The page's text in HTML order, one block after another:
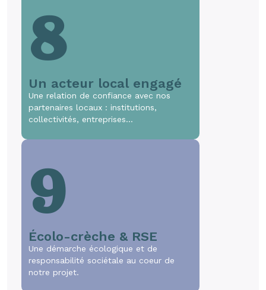
8
Un acteur local engagé
Une relation de confiance avec nos
partenaires locaux : institutions,
collectivités, entreprises…
9
Écolo-crèche & RSE
Une démarche écologique et de
responsabilité sociétale au coeur de
notre projet.